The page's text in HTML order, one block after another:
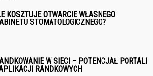
KOSZTUJE OTWARCIE WŁASNEGO
STOMATOLOGICZNEGO?
W SIECI – POTENCJAŁ PORTALI
RANDKOWYCH